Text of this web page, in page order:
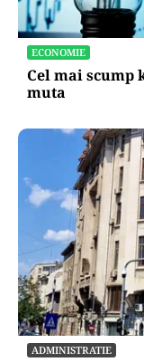
ECONOMIE
Cel mai scump
muta
ADMINISTRATIE